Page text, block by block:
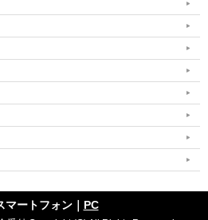
マートフォン｜ PC